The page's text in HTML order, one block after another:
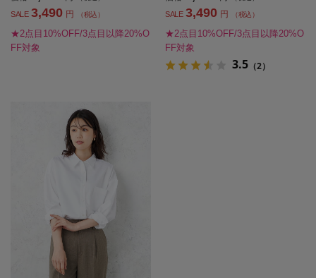
SALE 3,490 円 （税込）
★2点目10%OFF/3点目以降20%O
FF対象
SALE 3,490 円 （税込）
★2点目10%OFF/3点目以降20%O
FF対象
3.5 （2）